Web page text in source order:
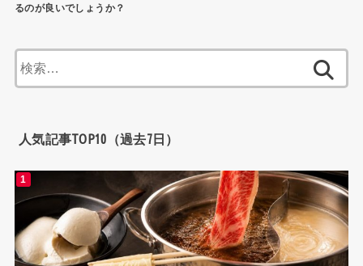
るのが良いでしょうか？
索:
人気記事TOP10（過去7日）